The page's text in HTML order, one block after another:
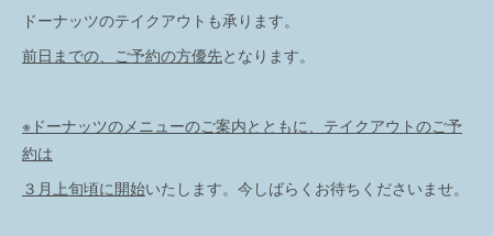
ドーナッツのテイクアウトも承ります。
前日までの、ご予約の方優先となります。
※ドーナッツのメニューのご案内とともに、 テイクアウトのご予
約は
３月上旬頃に開始いたします。今しばらくお待ちくださいませ。